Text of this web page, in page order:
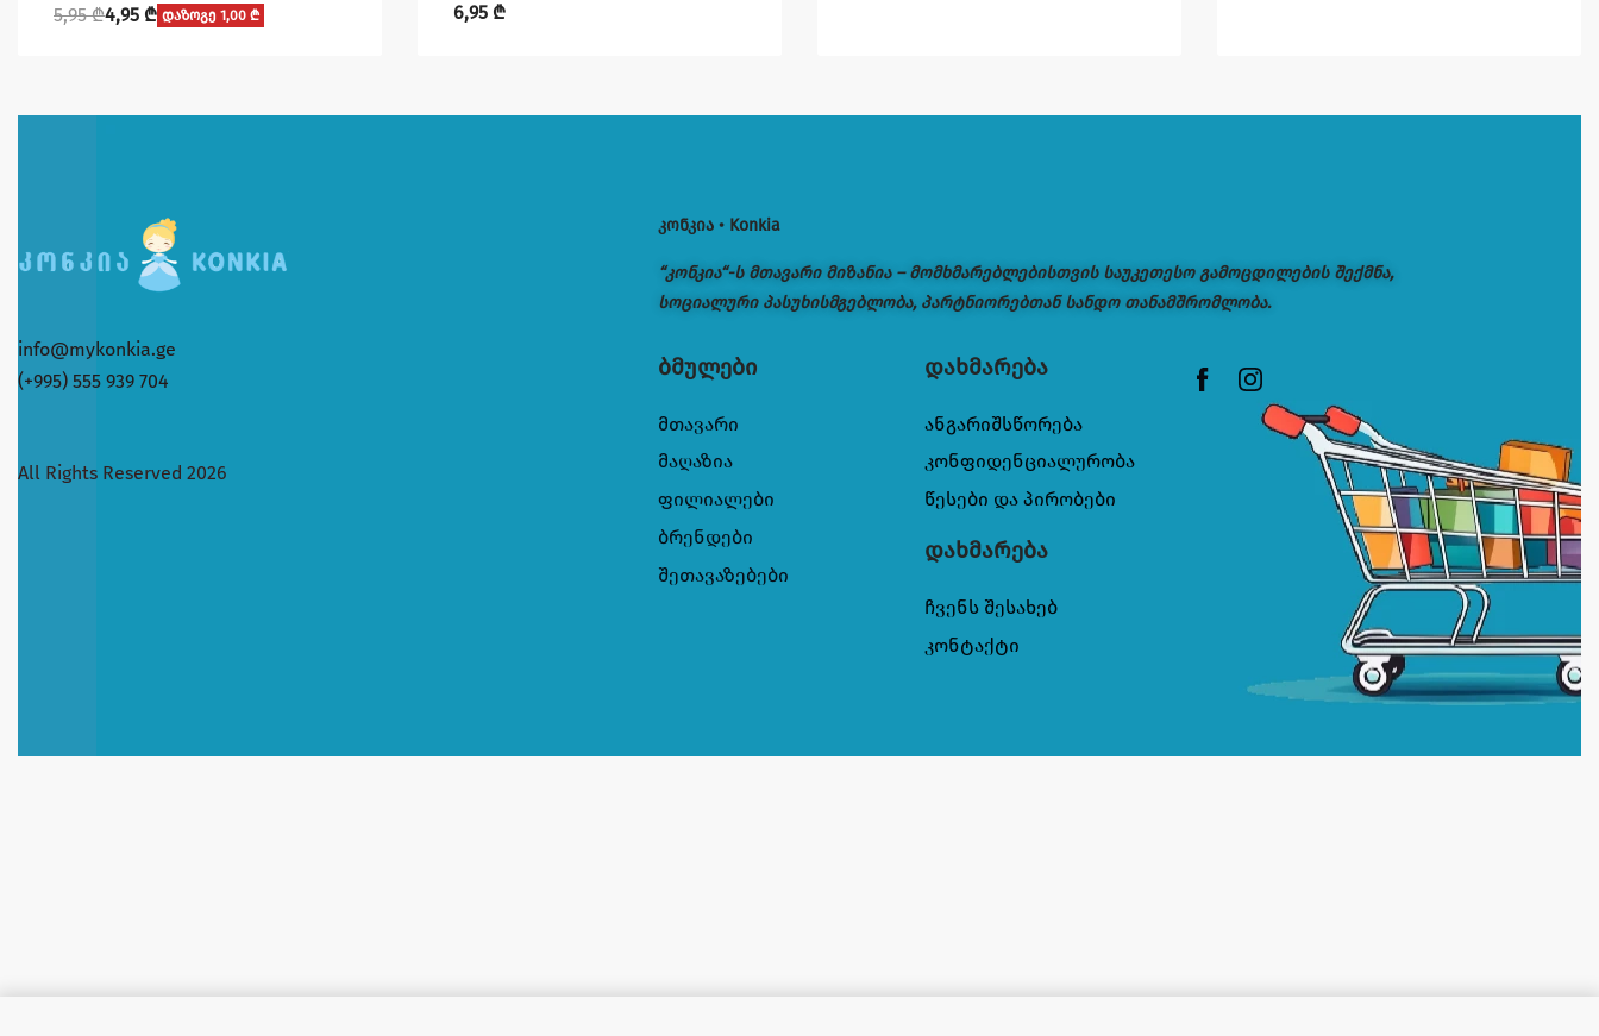
5,95₾4,95 ₾ დაზოგე 1,00 ₾
6,95 ₾
info@mykonkia.ge
(+995) 555 939 704
All Rights Reserved 2026
კონკია • Konkia
“კონკია“-ს მთავარი მიზანია – მომხმარებლებისთვის საუკეთესო გამოცდილების შექმნა,
სოციალური პასუხისმგებლობა, პარტნიორებთან სანდო თანამშრომლობა.
ბმულები
მთავარი
მაღაზია
ფილიალები
ბრენდები
შეთავაზებები
დახმარება
ანგარიშსწორება
კონფიდენციალურობა
წესები და პირობები
დახმარება
ჩვენს შესახებ
კონტაქტი